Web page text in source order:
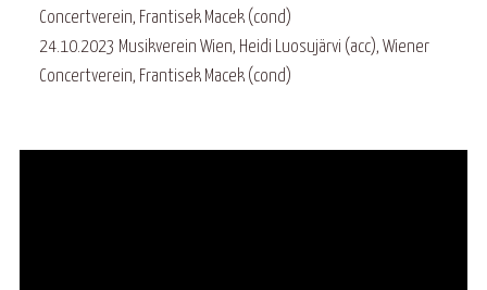
Concertverein, Frantisek Macek (cond)
24.10.2023 Musikverein Wien, Heidi Luosujärvi (acc), Wiener
Concertverein, Frantisek Macek (cond)